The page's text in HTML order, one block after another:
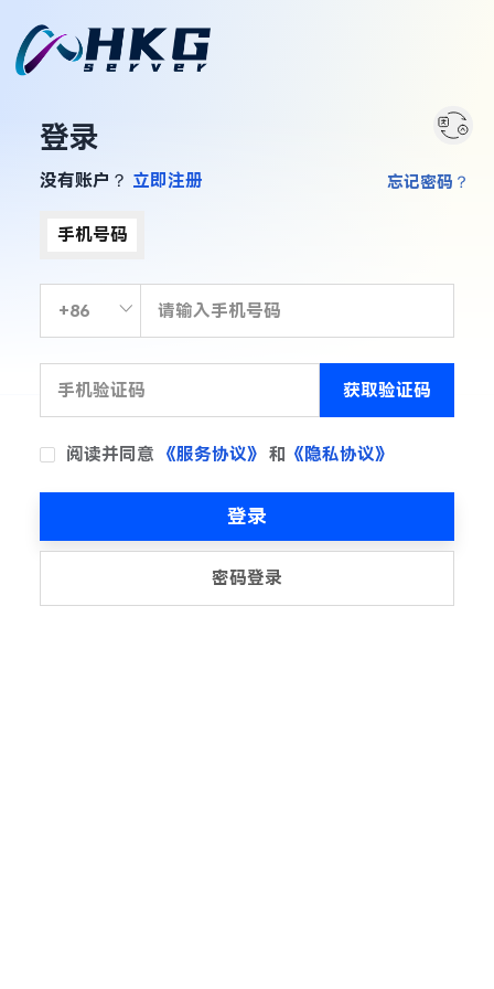
登录
没有账户？ 立即注册
手机号码
获取验证码
阅读并同意 《服务协议》 和 《隐私协议》
忘记密码？
登录
密码登录